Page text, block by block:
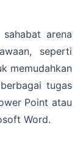
arena
seperti
memudahkan
tugas
Point atau
Word.